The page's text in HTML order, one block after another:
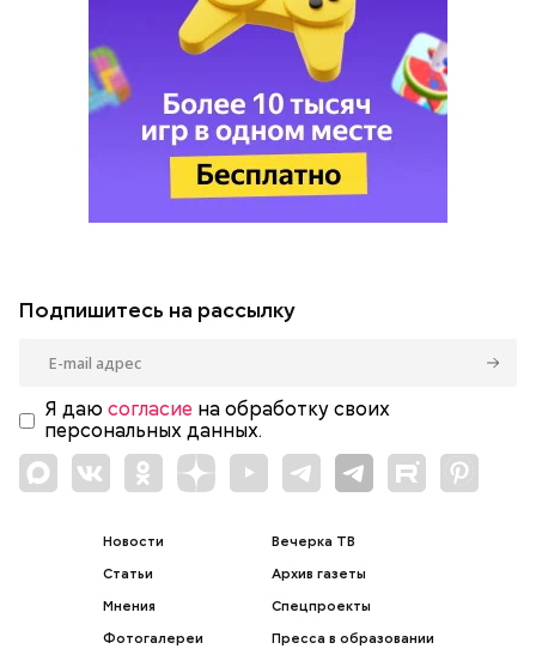
Подпишитесь на рассылку
Я даю согласие на обработку своих
персональных данных.
Новости
Статьи
Мнения
Фотогалереи
Вечерка ТВ
Архив газеты
Спецпроекты
Пресса в образовании